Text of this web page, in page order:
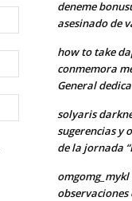
Nombre:*
electrónico:*
web:
deneme
asesinado de
how to take
conmemora
General
solyaris
sugerencias y
de la jornada
omgomg_mykl